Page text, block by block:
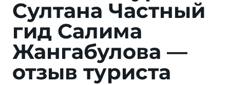
Султана Частный
гид Салима
Жангабулова —
отзыв туриста